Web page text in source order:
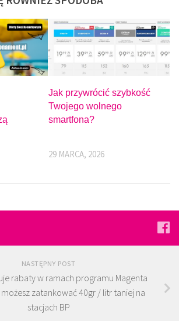
Jak przywrócić szybkość
Twojego wolnego
smartfona?
29 MARCA, 2026
NASTĘPNY POST
rabaty w ramach programu Magenta
zatankować 40gr / litr taniej na
stacjach BP